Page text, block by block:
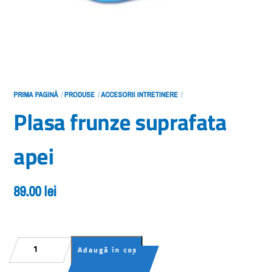
PRIMA PAGINĂ PRODUSE ACCESORII INTRETINERE
Plasa frunze suprafata
apei
89.00lei
Cantitate
Plasa
Adaugă în coș